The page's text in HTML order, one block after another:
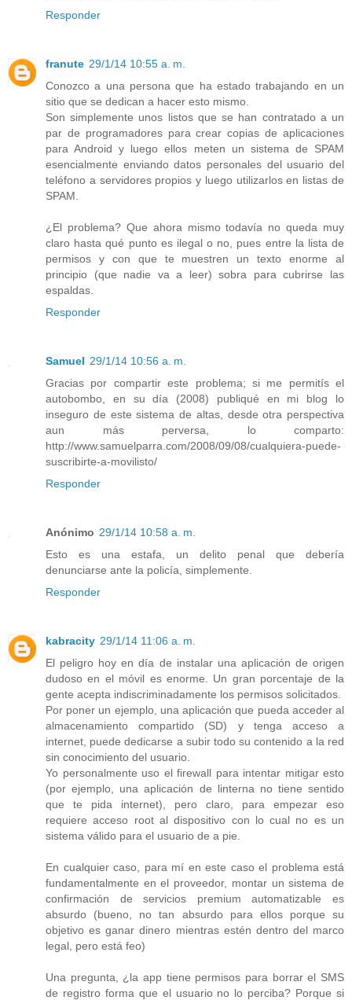
Responder
franute 29/1/14 10:55 a. m.
Conozco a una persona que ha estado trabajando en un
sitio que se dedican a hacer esto mismo.
Son simplemente unos listos que se han contratado a un
par de programadores para crear copias de aplicaciones
para Android y luego ellos meten un sistema de SPAM
esencialmente enviando datos personales del usuario del
teléfono a servidores propios y luego utilizarlos en listas de
SPAM.
¿El problema? Que ahora mismo todavía no queda muy
claro hasta qué punto es ilegal o no, pues entre la lista de
permisos y con que te muestren un texto enorme al
principio (que nadie va a leer) sobra para cubrirse las
espaldas.
Responder
Samuel 29/1/14 10:56 a. m.
Gracias por compartir este problema; si me permitís el
autobombo, en su día (2008) publiqué en mi blog lo
inseguro de este sistema de altas, desde otra perspectiva
aun más perversa, lo comparto:
http://www.samuelparra.com/2008/09/08/cualquiera-puede-
suscribirte-a-movilisto/
Responder
Anónimo 29/1/14 10:58 a. m.
Esto es una estafa, un delito penal que debería
denunciarse ante la policía, simplemente.
Responder
kabracity 29/1/14 11:06 a. m.
El peligro hoy en día de instalar una aplicación de origen
dudoso en el móvil es enorme. Un gran porcentaje de la
gente acepta indiscriminadamente los permisos solicitados.
Por poner un ejemplo, una aplicación que pueda acceder al
almacenamiento compartido (SD) y tenga acceso a
internet, puede dedicarse a subir todo su contenido a la red
sin conocimiento del usuario.
Yo personalmente uso el firewall para intentar mitigar esto
(por ejemplo, una aplicación de linterna no tiene sentido
que te pida internet), pero claro, para empezar eso
requiere acceso root al dispositivo con lo cual no es un
sistema válido para el usuario de a pie.
En cualquier caso, para mí en este caso el problema está
fundamentalmente en el proveedor, montar un sistema de
confirmación de servicios premium automatizable es
absurdo (bueno, no tan absurdo para ellos porque su
objetivo es ganar dinero mientras estén dentro del marco
legal, pero está feo)
Una pregunta, ¿la app tiene permisos para borrar el SMS
de registro forma que el usuario no lo perciba? Porque si